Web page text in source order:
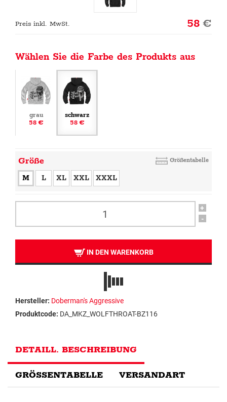
Preis inkl. MwSt. 58€
Wählen Sie die Farbe des Produkts aus
grau
58 €
schwarz
58 €
Größe Größentabelle
M L XL XXL XXXL
+
-
IN DEN WARENKORB
Hersteller: Doberman's Aggressive
Produktcode: DA_MKZ_WOLFTHROAT-BZ116
DETAILL. BESCHREIBUNG
GRÖSSENTABELLE VERSANDART